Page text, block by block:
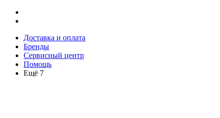
Доставка и оплата
Бренды
Сервисный центр
Помощь
Ещё 7